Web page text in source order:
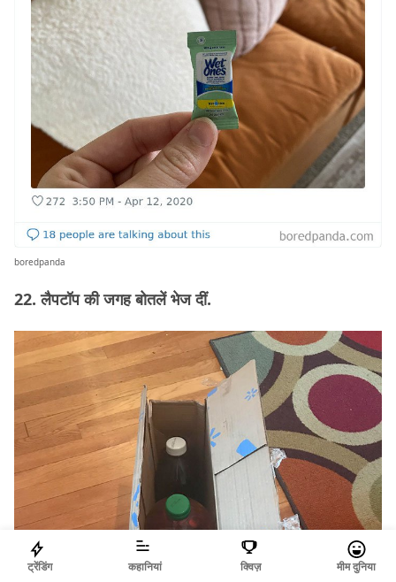
boredpanda
22. लैपटॉप की जगह बोतलें भेज दीं.
ट्रेंडिंग कहानियां क्विज़ मीम दुनिया